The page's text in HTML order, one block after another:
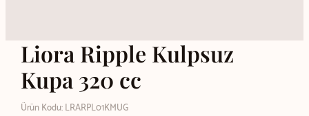
Liora Ripple Kulpsuz
Kupa 320 cc
Ürün Kodu: LRARPL01KMUG